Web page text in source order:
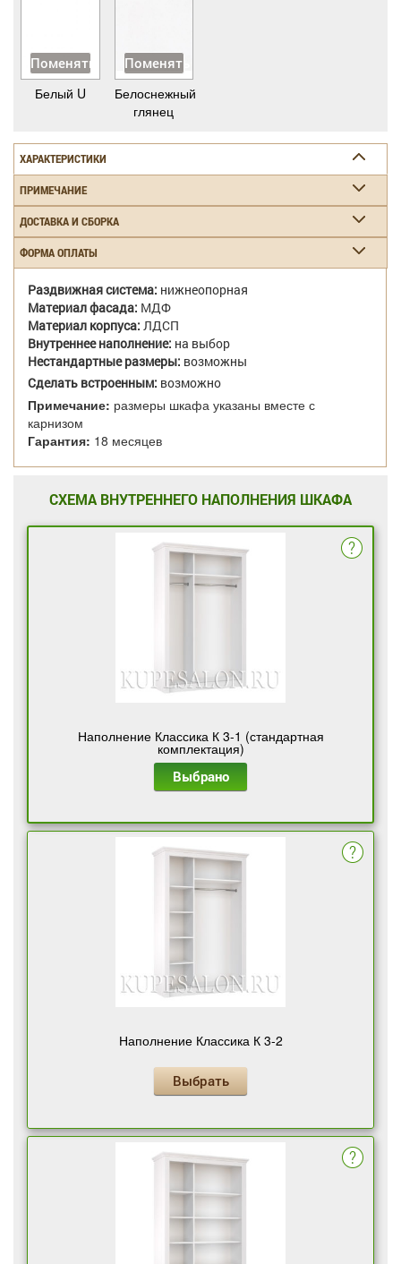
Поменять
Белый U
Поменять
Белоснежный
глянец
ХАРАКТЕРИСТИКИ
ПРИМЕЧАНИЕ
ДОСТАВКА И СБОРКА
ФОРМА ОПЛАТЫ
Раздвижная система: нижнеопорная
Материал фасада: МДФ
Материал корпуса: ЛДСП
Внутреннее наполнение: на выбор
Нестандартные размеры: возможны
Сделать встроенным: возможно
Примечание: размеры шкафа указаны вместе с
карнизом
Гарантия: 18 месяцев
СХЕМА ВНУТРЕННЕГО НАПОЛНЕНИЯ ШКАФА
Наполнение Классика К 3-1 (стандартная
комплектация)
Выбрано
Наполнение Классика К 3-2
Выбрать